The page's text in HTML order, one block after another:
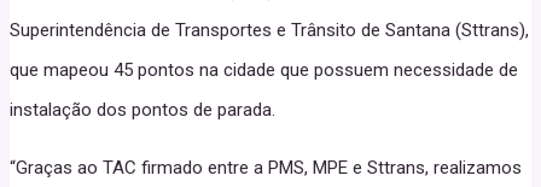
Superintendência de Transportes e Trânsito de Santana (Sttrans),
que mapeou 45 pontos na cidade que possuem necessidade de
instalação dos pontos de parada.
“Graças ao TAC firmado entre a PMS, MPE e Sttrans, realizamos